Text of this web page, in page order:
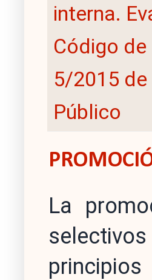
interna.
Código
5/2015
Público
La